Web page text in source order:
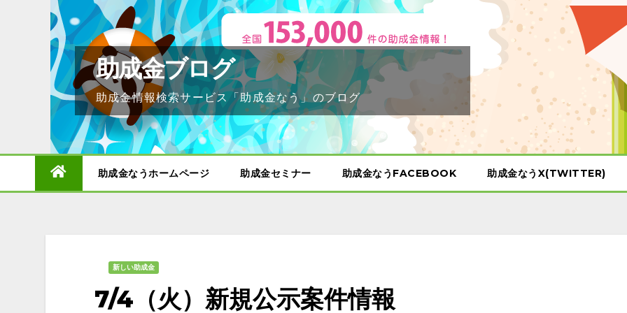
助成金ブログ
助成金情報検索サービス「助成金なう」のブログ
助成金なうホームページ 助成金セミナー 助成金なうFACEBOOK 助成金なうX(TWITTER)
新しい助成金
7/4（火）新規公示案件情報